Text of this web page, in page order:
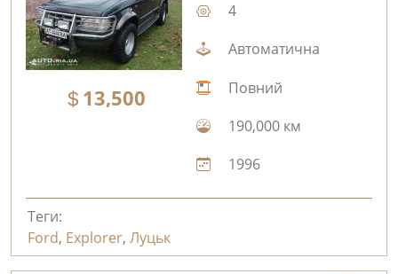
13,500
4
Автоматична
Повний
190,000 км
1996
Теги:
Ford, Explorer, Луцьк